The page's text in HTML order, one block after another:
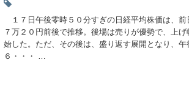
１７日午後零時５０分すぎの日経平均株価は、前
７万２０円前後で推移。後場は売りが優勢で、上
始した。ただ、その後は、盛り返す展開となり、午
６・・・